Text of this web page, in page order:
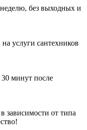
без выходных и
услуги сантехников
минут после
зависимости от типа